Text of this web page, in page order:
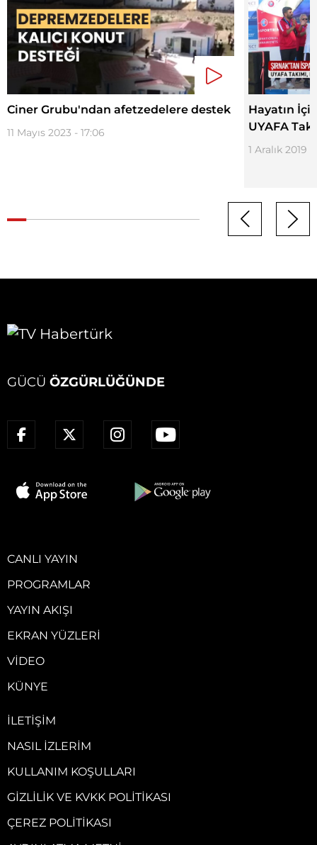
Ciner Grubu'ndan afetzedelere destek
11 Mayıs 2023 - 17:06
Hayatın
UYAFA
1 Aralık 2019 -
GÜCÜ ÖZGÜRLÜĞÜNDE
CANLI YAYIN
PROGRAMLAR
YAYIN AKIŞI
EKRAN YÜZLERI
VIDEO
KÜNYE
İLETIŞIM
NASIL İZLERIM
KULLANIM KOŞULLARI
GIZLILIK VE KVKK POLITIKASI
ÇEREZ POLITIKASI